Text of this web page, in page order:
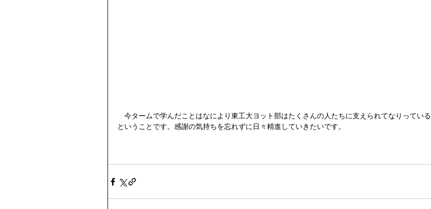
今タームで学んだことはなにより東工大ヨット部はたくさんの人たちに支えられてなりっている
ということです。感謝の気持ちを忘れずに日々精進していきたいです。